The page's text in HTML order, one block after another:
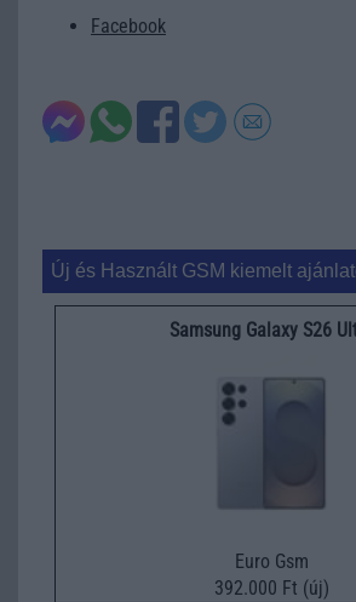
Facebook
Új és Használt GSM kiemelt
Samsung Galaxy S26
Euro Gsm
392.000 Ft (új)